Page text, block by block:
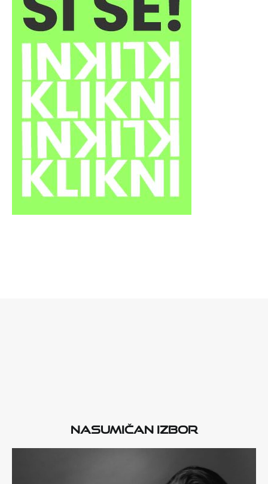
Nasumičan izbor